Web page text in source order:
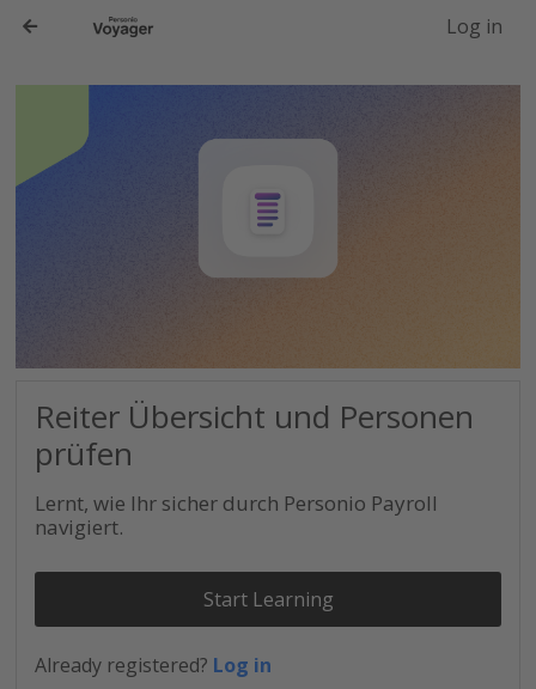
Log in
Reiter Übersicht und Personen
prüfen
Lernt, wie Ihr sicher durch Personio Payroll
navigiert.
Start Learning
Already registered? Log in